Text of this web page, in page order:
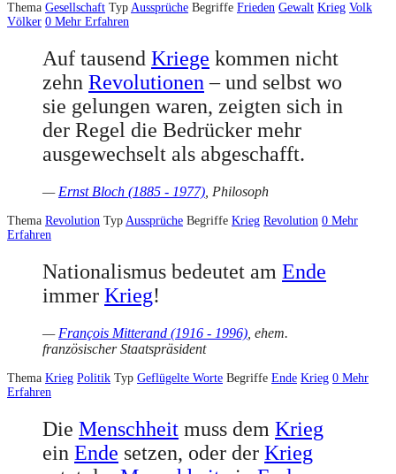
Thema Gesellschaft Typ Aussprüche Begriffe Frieden Gewalt Krieg Volk
Völker 0 Mehr Erfahren
Auf tausend Kriege kommen nicht
zehn Revolutionen– und selbst wo
sie gelungen waren, zeigten sich in
der Regel die Bedrücker mehr
ausgewechselt als abgeschafft.
— Ernst Bloch (1885 - 1977) , Philosoph
Thema Revolution Typ Aussprüche Begriffe Krieg Revolution 0 Mehr
Erfahren
Nationalismus bedeutet am Ende
immer Krieg!
— François Mitterand (1916 - 1996) , ehem.
französischer Staatspräsident
Thema Krieg Politik Typ Geflügelte Worte Begriffe Ende Krieg 0 Mehr
Erfahren
Die Menschheit muss dem Krieg
ein Ende setzen, oder der Krieg